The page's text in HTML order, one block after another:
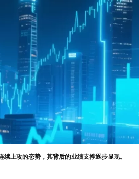
上攻的态势，其背后的业绩支撑逐步显现。